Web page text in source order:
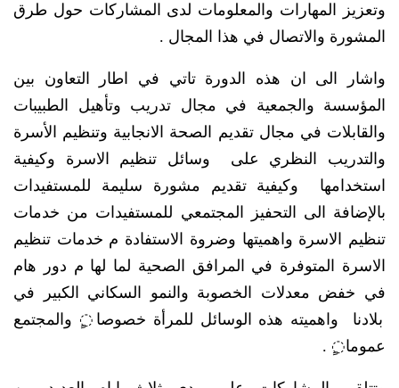
وتعزيز المهارات والمعلومات لدى المشاركات حول طرق
المشورة والاتصال في هذا المجال .
واشار الى ان هذه الدورة تاتي في اطار التعاون بين
المؤسسة والجمعية في مجال تدريب وتأهيل الطبيبات
والقابلات في مجال تقديم الصحة الانجابية وتنظيم الأسرة
والتدريب النظري على وسائل تنظيم الاسرة وكيفية
استخدامها وكيفية تقديم مشورة سليمة للمستفيدات
بالإضافة الى التحفيز المجتمعي للمستفيدات من خدمات
تنظيم الاسرة واهميتها وضروة الاستفادة م خدمات تنظيم
الاسرة المتوفرة في المرافق الصحية لما لها م دور هام
في خفض معدلات الخصوبة والنمو السكاني الكبير في
بلادنا واهميته هذه الوسائل للمرأة خصوصا◌ٍ والمجتمع
عموما◌ٍ .